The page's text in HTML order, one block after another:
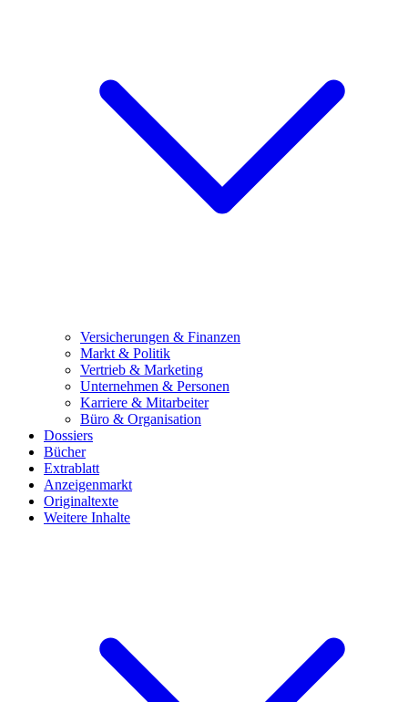
Versicherungen & Finanzen
Markt & Politik
Vertrieb & Marketing
Unternehmen & Personen
Karriere & Mitarbeiter
Büro & Organisation
Dossiers
Bücher
Extrablatt
Anzeigenmarkt
Originaltexte
Weitere Inhalte